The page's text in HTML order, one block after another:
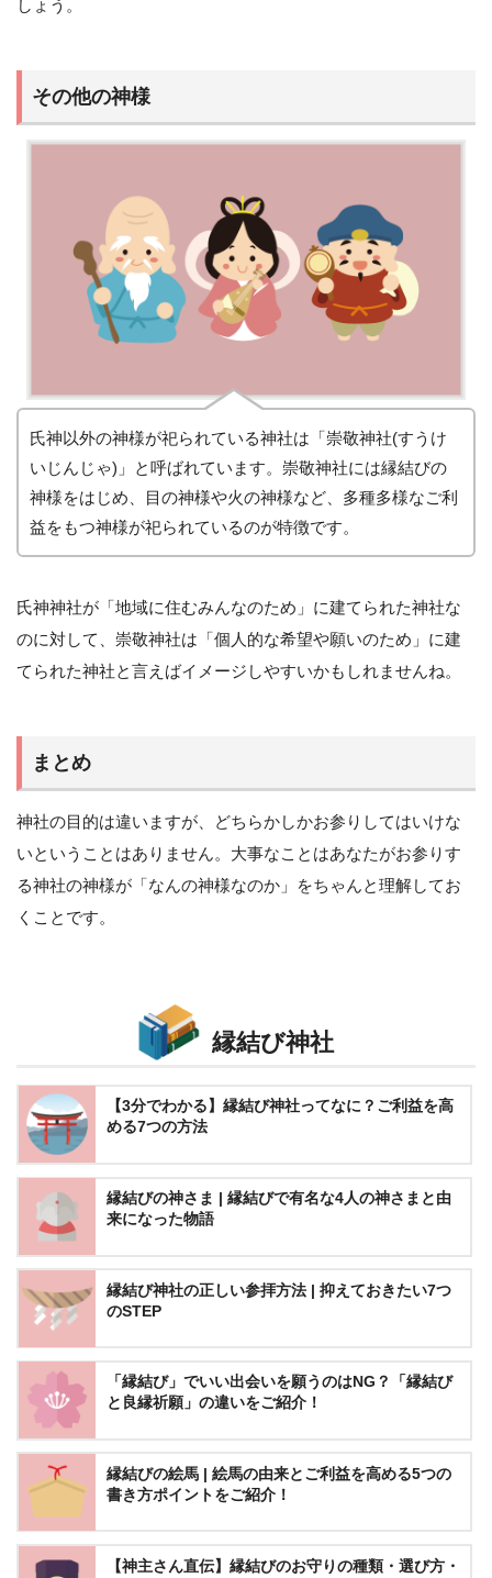
しょう。
その他の神様
氏神以外の神様が祀られている神社は「崇敬神社(すうけ
いじんじゃ)」と呼ばれています。崇敬神社には縁結びの
神様をはじめ、目の神様や火の神様など、多種多様なご利
益をもつ神様が祀られているのが特徴です。
氏神神社が「地域に住むみんなのため」に建てられた神社な
のに対して、崇敬神社は「個人的な希望や願いのため」に建
てられた神社と言えばイメージしやすいかもしれませんね。
まとめ
神社の目的は違いますが、どちらかしかお参りしてはいけな
いということはありません。大事なことはあなたがお参りす
る神社の神様が「なんの神様なのか」をちゃんと理解してお
くことです。
縁結び神社
【3分でわかる】縁結び神社ってなに？ご利益を高
める7つの方法
縁結びの神さま | 縁結びで有名な4人の神さまと由
来になった物語
縁結び神社の正しい参拝方法 | 抑えておきたい7つ
のSTEP
「縁結び」でいい出会いを願うのはNG？「縁結び
と良縁祈願」の違いをご紹介！
縁結びの絵馬 | 絵馬の由来とご利益を高める5つの
書き方ポイントをご紹介！
【神主さん直伝】縁結びのお守りの種類・選び方・